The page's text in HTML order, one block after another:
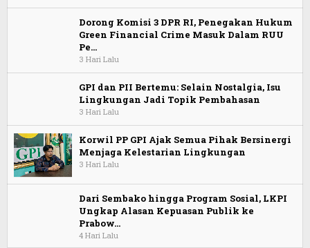
Dorong Komisi 3 DPR RI, Penegakan Hukum
Green Financial Crime Masuk Dalam RUU
Pe…
3 Hari Lalu
GPI dan PII Bertemu: Selain Nostalgia, Isu
Lingkungan Jadi Topik Pembahasan
3 Hari Lalu
Korwil PP GPI Ajak Semua Pihak Bersinergi
Menjaga Kelestarian Lingkungan
3 Hari Lalu
Dari Sembako hingga Program Sosial, LKPI
Ungkap Alasan Kepuasan Publik ke
Prabow…
4 Hari Lalu